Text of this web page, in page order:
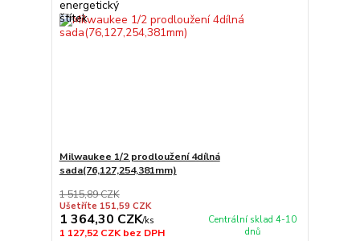
Milwaukee 1/2 prodloužení 4dílná
sada(76,127,254,381mm)
1 515,89 CZK
Ušetříte 151,59 CZK
1 364,30 CZK/ks
1 127,52 CZKbez DPH
Centrální sklad 4-10
dnů